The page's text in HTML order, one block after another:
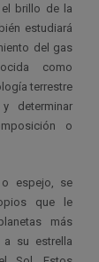
el brillo de la
estudiará
del gas
como
terrestre
determinar
o
espejo, se
que le
más
su estrella